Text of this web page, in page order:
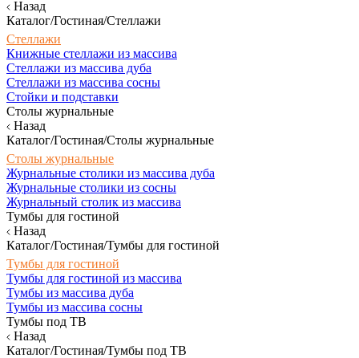
Назад
Каталог/Гостиная/Стеллажи
Стеллажи
Книжные стеллажи из массива
Стеллажи из массива дуба
Стеллажи из массива сосны
Стойки и подставки
Столы журнальные
Назад
Каталог/Гостиная/Столы журнальные
Столы журнальные
Журнальные столики из массива дуба
Журнальные столики из сосны
Журнальный столик из массива
Тумбы для гостиной
Назад
Каталог/Гостиная/Тумбы для гостиной
Тумбы для гостиной
Тумбы для гостиной из массива
Тумбы из массива дуба
Тумбы из массива сосны
Тумбы под ТВ
Назад
Каталог/Гостиная/Тумбы под ТВ